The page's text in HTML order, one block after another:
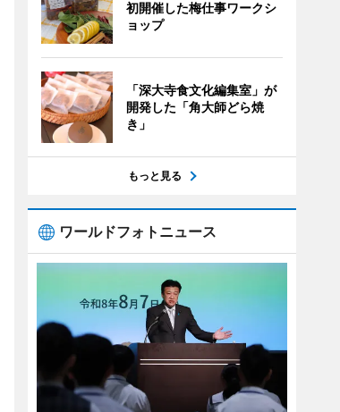
初開催した梅仕事ワークシ
ョップ
「深大寺食文化編集室」が
開発した「角大師どら焼
き」
もっと見る
ワールドフォトニュース